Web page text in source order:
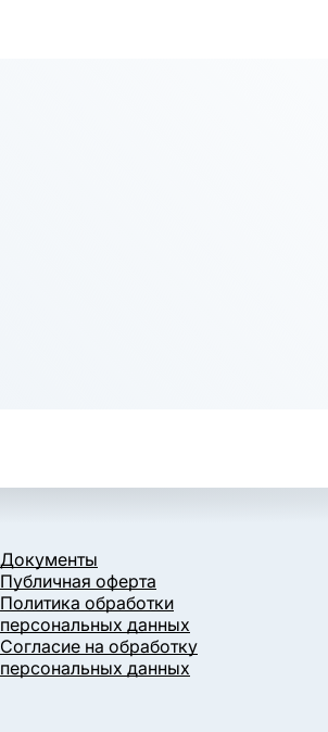
Документы
Публичная оферта
Политика обработки
персональных данных
Согласие на обработку
персональных данных